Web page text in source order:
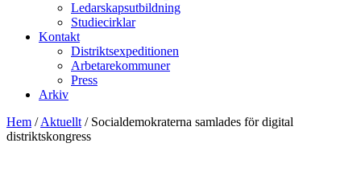
Ledarskapsutbildning
Studiecirklar
Kontakt
Distriktsexpeditionen
Arbetarekommuner
Press
Arkiv
Hem /Aktuellt / Socialdemokraterna samlades för digital
distriktskongress